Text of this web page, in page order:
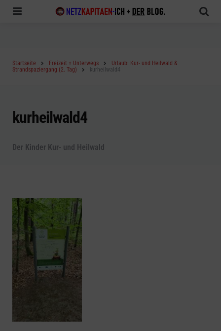
Startseite Freizeit + Unterwegs
Urlaub: Kur- und Heilwald &
Strandspaziergang (2. Tag)
kurheilwald4
kurheilwald4
Der Kinder Kur- und Heilwald